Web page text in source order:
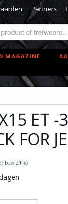
Partners
MAGAZINE
ET -
FOR
btw 21%)